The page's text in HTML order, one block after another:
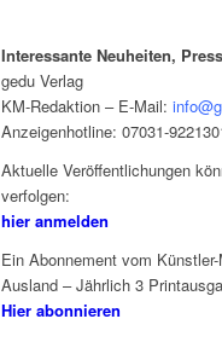
Interessante Neuheiten,
gedu Verlag
KM-Redaktion – E-Mail:
Anzeigenhotline: 07031-
Aktuelle Veröffentlichungen
verfolgen:
hier anmelden
Ein Abonnement vom
Ausland – Jährlich 3
Hier abonnieren